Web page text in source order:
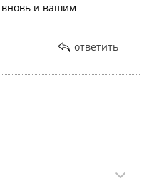
и вашим
ответить